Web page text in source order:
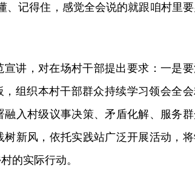
、记得住，感觉全会说的就跟咱村里
讲，对在场村干部提出要求：一是
组织本村干部群众持续学习领会全
入村级议事决策、矛盾化解、服务
新风，依托实践站广泛开展活动，
的实际行动。